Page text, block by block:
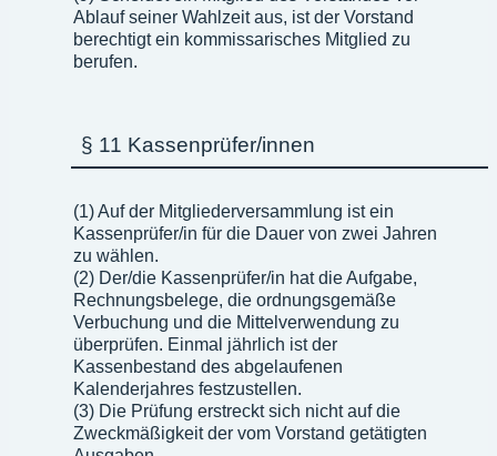
Ablauf seiner Wahlzeit aus, ist der Vorstand
berechtigt ein kommissarisches Mitglied zu
berufen.
§ 11 Kassenprüfer/innen
(1) Auf der Mitgliederversammlung ist ein
Kassenprüfer/in für die Dauer von zwei Jahren
zu wählen.
(2) Der/die Kassenprüfer/in hat die Aufgabe,
Rechnungsbelege, die ordnungsgemäße
Verbuchung und die Mittelverwendung zu
überprüfen. Einmal jährlich ist der
Kassenbestand des abgelaufenen
Kalenderjahres festzustellen.
(3) Die Prüfung erstreckt sich nicht auf die
Zweckmäßigkeit der vom Vorstand getätigten